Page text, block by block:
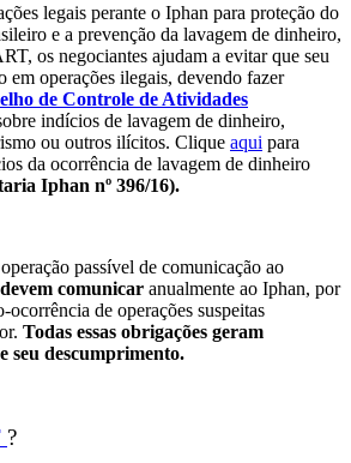
legais perante o Iphan para proteção do
e a prevenção da lavagem de dinheiro,
os negociantes ajudam a evitar que seu
em operações ilegais, devendo fazer
de Controle de Atividades
indícios de lavagem de dinheiro,
ou outros ilícitos. Clique aqui para
da ocorrência de lavagem de dinheiro
Iphan nº 396/16).
passível de comunicação ao
devem comunicar anualmente ao Iphan, por
de operações suspeitas
Todas essas obrigações geram
seu descumprimento.
?